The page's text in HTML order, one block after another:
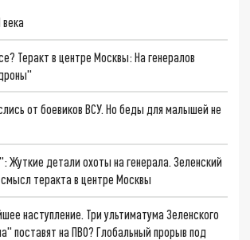
Теракт в центре Москвы: На генералов
от боевиков ВСУ. Но беды для малышей не
Жуткие детали охоты на генерала. Зеленский
теракта в центре Москвы
наступление. Три ультиматума Зеленского
поставят на ПВО? Глобальный прорыв под